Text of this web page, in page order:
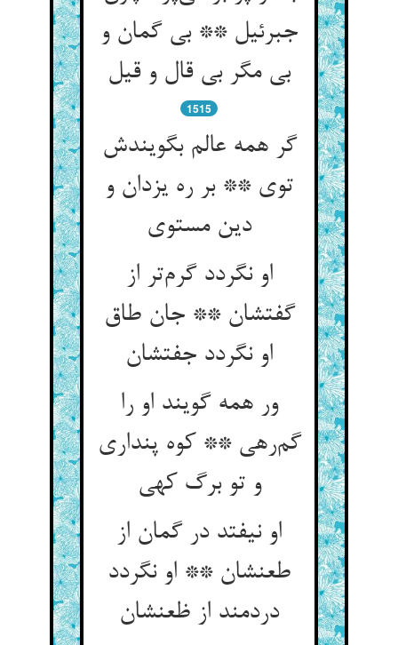
جبرئیل ** بی گمان و
بی مگر بی قال و قیل
1515
گر همه عالم بگویندش
توی ** بر ره یزدان و
دین مستوی
او نگردد گرم‌تر از
گفتشان ** جان طاق
او نگردد جفتشان
ور همه گویند او را
گم‌رهی ** کوه پنداری
و تو برگ کهی
او نیفتد در گمان از
طعنشان ** او نگردد
دردمند از ظعنشان